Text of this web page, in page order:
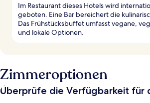
Im Restaurant dieses Hotels wird
geboten. Eine Bar bereichert die
Das Frühstücksbuffet umfasst vegane,
und lokale Optionen.
Zimmeroptionen
Überprüfe die Verfügbarkeit für